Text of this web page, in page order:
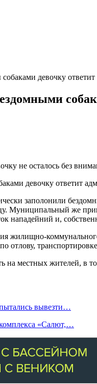
девочку
не осталось без
заполонили
Муниципальный же
нападейний и,
жилищно-
отлову,
на местных жителей, в
вывезти…
«Салют,…